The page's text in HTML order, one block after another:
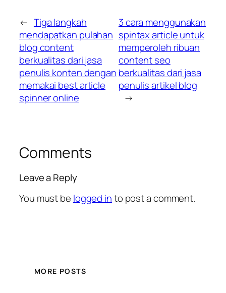
← Tiga langkah
mendapatkan pulahan
blog content
berkualitas dari jasa
penulis konten dengan
memakai best article
spinner online
3 cara menggunakan
spintax article untuk
memperoleh ribuan
content seo
berkualitas dari jasa
penulis artikel blog
→
Comments
Leave a Reply
You must be logged into post a comment.
MORE POSTS